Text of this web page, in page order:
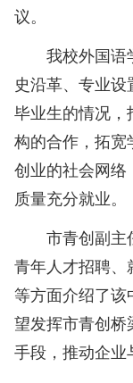
议。
我校外国语
史沿革、专业
毕业生的情况
构的合作，拓
创业的社会网
质量充分就业。
市青创副主
青年人才招聘
等方面介绍了
望发挥市青创
手段，推动企业